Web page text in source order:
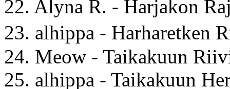
22. Alyna R. - Harjakon
23. alhippa -
24. Meow - Taikakuun
25. alhippa - Taikakuun